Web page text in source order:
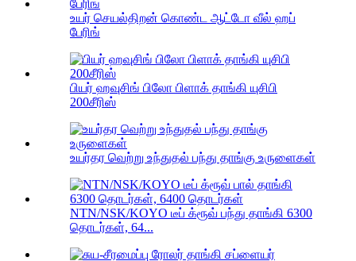
உயர் செயல்திறன் கொண்ட ஆட்டோ வீல் ஹப்
பேரிங்
பியர் ஹவுசிங் பிலோ பிளாக் தாங்கி யுசிபி
200சீரிஸ்
உயர்தர வெற்று உந்துதல் பந்து தாங்கு உருளைகள்
NTN/NSK/KOYO டீப் க்ரூவ் பந்து தாங்கி 6300
தொடர்கள், 64...